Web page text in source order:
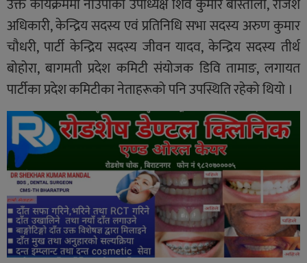
उक्त कार्यक्रममा नाउपाका उपाध्यक्ष शिव कुमार बास्तोला, राजेश
अधिकारी, केन्द्रिय सदस्य एवं प्रतिनिधि सभा सदस्य अरुण कुमार
चौधरी, पार्टी केन्द्रिय सदस्य जीवन यादव, केन्द्रिय सदस्य तीर्थ
बोहोरा, बागमती प्रदेश कमिटी संयोजक डिवि तामाङ, लगायत
पार्टीका प्रदेश कमिटीका नेताहरूको पनि उपस्थिति रहेको थियो ।